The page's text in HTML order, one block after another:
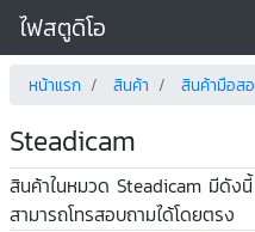
ไฟสตูดิโอ
หน้าแรก สินค้า สินค้ามือส
Steadicam
สินค้าในหมวด Steadicam มีดัง
สามารถโทรสอบถามได้โดยตรง